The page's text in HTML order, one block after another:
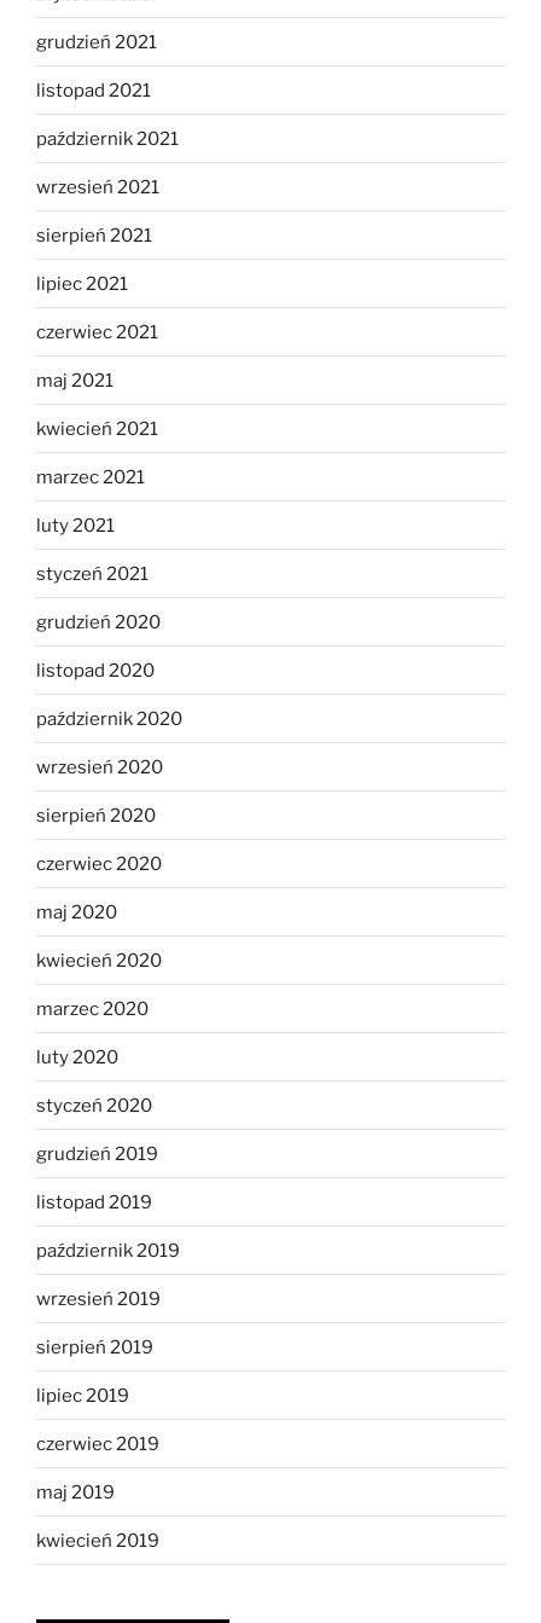
grudzień 2021
listopad 2021
październik 2021
wrzesień 2021
sierpień 2021
lipiec 2021
czerwiec 2021
maj 2021
kwiecień 2021
marzec 2021
luty 2021
styczeń 2021
grudzień 2020
listopad 2020
październik 2020
wrzesień 2020
sierpień 2020
czerwiec 2020
maj 2020
kwiecień 2020
marzec 2020
luty 2020
styczeń 2020
grudzień 2019
listopad 2019
październik 2019
wrzesień 2019
sierpień 2019
lipiec 2019
czerwiec 2019
maj 2019
kwiecień 2019